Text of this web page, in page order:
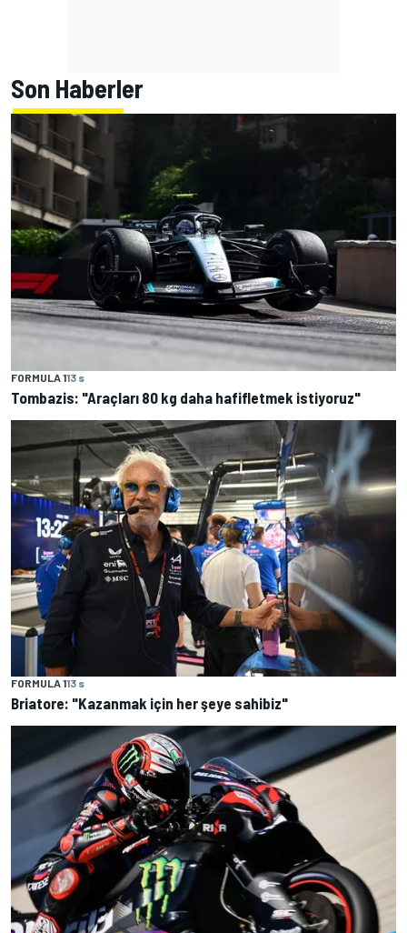
Son Haberler
FORMULA 113 s
Tombazis: "Araçları 80 kg daha hafifletmek istiyoruz"
FORMULA 113 s
Briatore: "Kazanmak için her şeye sahibiz"